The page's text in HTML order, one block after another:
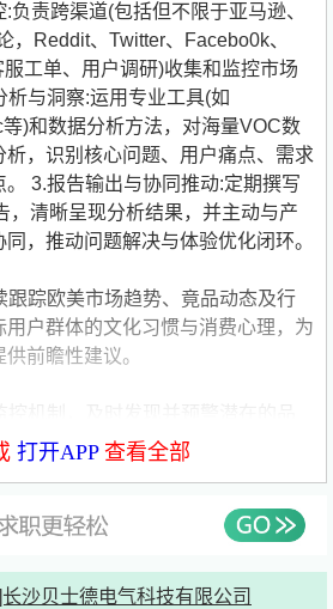
负责跨渠道(包括但不限于亚马逊、
，Reddit、Twitter、Facebo0k、
工单、用户调研)收集和监控市场
析与洞察:运用专业工具(如
)和数据分析方法，对海量VOC数
，识别核心问题、用户痛点、需求
3.报告输出与协同推动:定期撰写
，清晰呈现分析结果，并主动与产
，推动问题解决与体验优化闭环。
跟踪欧美市场趋势、竟品动态及行
户群体的文化习惯与消费心理，为
前瞻性建议。
户不满，协助制定应对策略。
先（逻辑思维强）。
打开APP查看全部
沙贝士德电气科技有限公司